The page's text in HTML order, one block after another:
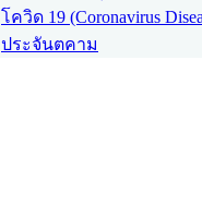
โควิด 19 (Coronavirus
ประจันตคาม